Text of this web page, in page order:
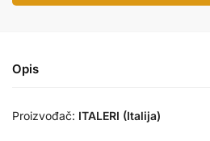
Opis
Proizvođač: ITALERI (Italija)